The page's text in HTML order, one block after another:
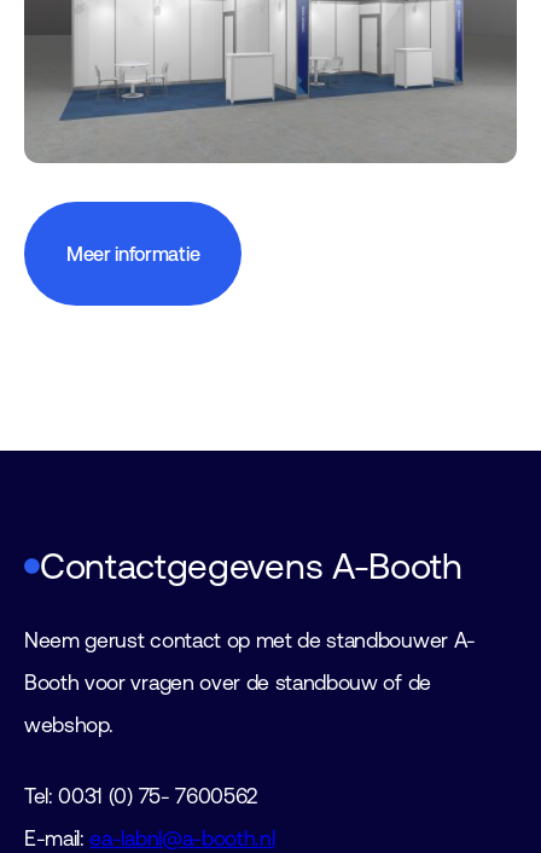
Meer informatie
Contactgegevens A-Booth
Neem gerust contact op met de standbouwer A-
Booth voor vragen over de standbouw of de
webshop.
Tel: 0031 (0) 75- 7600562
E-mail:ea-labnl@a-booth.nl